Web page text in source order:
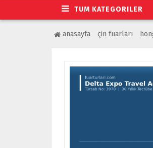
TUM KATEGORILER
anasayfa çin fuarları